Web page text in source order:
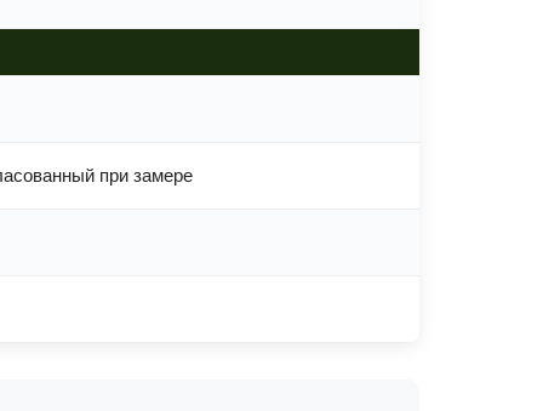
при замере